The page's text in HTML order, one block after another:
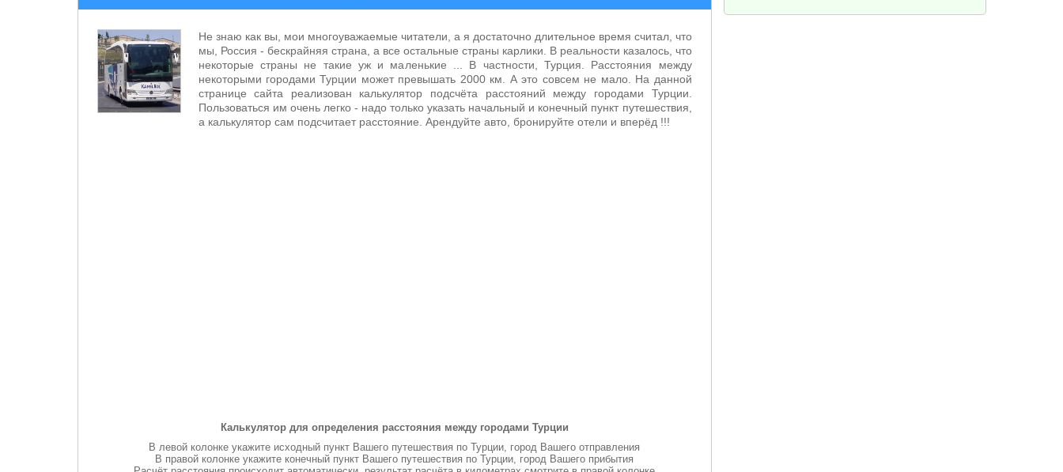
Не знаю как вы, мои многоуважаемые читатели, а я достаточно длительное время считал, что
мы, Россия - бескрайняя страна, а все остальные страны карлики. В реальности казалось, что
некоторые страны не такие уж и маленькие ... В частности, Турция. Расстояния между
некоторыми городами Турции может превышать 2000 км. А это совсем не мало. На данной
странице сайта реализован калькулятор подсчёта расстояний между городами Турции.
Пользоваться им очень легко - надо только указать начальный и конечный пункт путешествия,
а калькулятор сам подсчитает расстояние. Арендуйте авто, бронируйте отели и вперёд !!!
Калькулятор для определения расстояния между городами Турции
В левой колонке укажите исходный пункт Вашего путешествия по Турции, город Вашего отправления
В правой колонке укажите конечный пункт Вашего путешествия по Турции, город Вашего прибытия